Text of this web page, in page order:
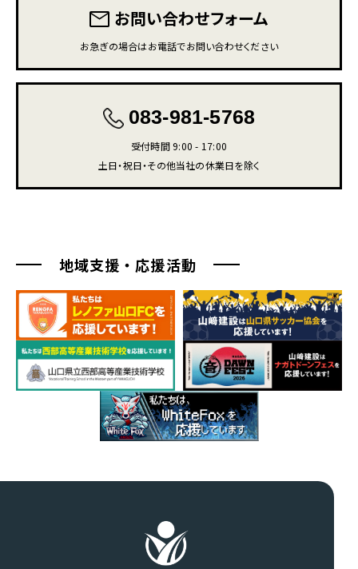
083-981-5768
受付時間 9:00 - 17:00
土日・祝日・その他当社の休業日を除く
お問い合わせフォーム
お急ぎの場合はお電話でお問い合わせください
地域支援・応援活動